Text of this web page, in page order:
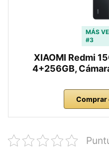
MÁS
#3
XIAOMI Redmi
4+256GB,
Comprar